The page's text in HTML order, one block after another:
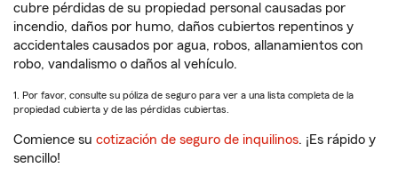
cubre pérdidas de su propiedad personal causadas por
incendio, daños por humo, daños cubiertos repentinos y
accidentales causados por agua, robos, allanamientos con
robo, vandalismo o daños al vehículo.
1. Por favor, consulte su póliza de seguro para ver a una lista completa de la
propiedad cubierta y de las pérdidas cubiertas.
Comience su cotización de seguro de inquilinos. ¡Es rápido y
sencillo!